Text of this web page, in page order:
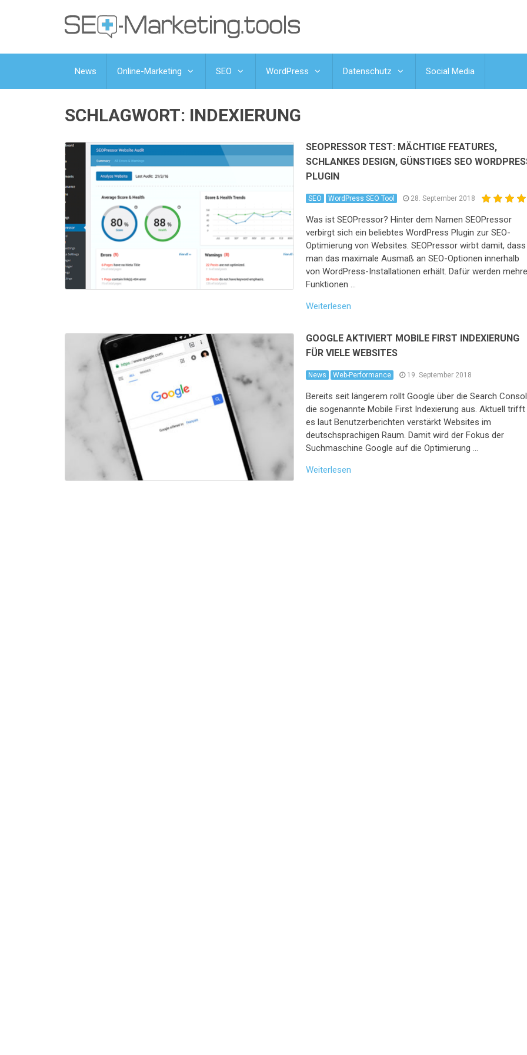
News Online-Marketing SEO WordPress Datenschutz Social Media
SCHLAGWORT: INDEXIERUNG
SEOPRESSOR TEST: MÄCHTIGE FEATURES,
SCHLANKES DESIGN, GÜNSTIGES SEO
PLUGIN
SEO WordPress SEO Tool 28. September 2018
Was ist SEOPressor? Hinter dem Namen SEOPressor
verbirgt sich ein beliebtes WordPress Plugin zur SEO-
Optimierung von Websites. SEOPressor wirbt damit, dass
man das maximale Ausmaß an SEO-Optionen innerhalb
von WordPress-Installationen erhält. Dafür werden
Funktionen …
Weiterlesen
GOOGLE AKTIVIERT MOBILE FIRST INDEXIERUNG
FÜR VIELE WEBSITES
News Web-Performance 19. September 2018
Bereits seit längerem rollt Google über die Search
die sogenannte Mobile First Indexierung aus. Aktuell trifft
es laut Benutzerberichten verstärkt Websites im
deutschsprachigen Raum. Damit wird der Fokus der
Suchmaschine Google auf die Optimierung …
Weiterlesen